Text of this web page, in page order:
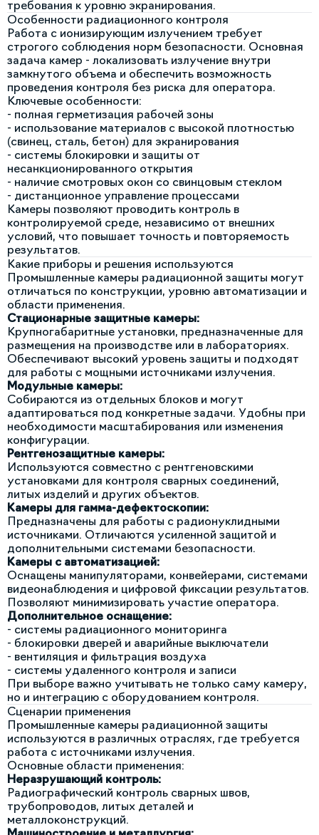
требования к уровню экранирования.
Особенности радиационного контроля
Работа с ионизирующим излучением требует
строгого соблюдения норм безопасности. Основная
задача камер - локализовать излучение внутри
замкнутого объема и обеспечить возможность
проведения контроля без риска для оператора.
Ключевые особенности:
- полная герметизация рабочей зоны
- использование материалов с высокой плотностью
(свинец, сталь, бетон) для экранирования
- системы блокировки и защиты от
несанкционированного открытия
- наличие смотровых окон со свинцовым стеклом
- дистанционное управление процессами
Камеры позволяют проводить контроль в
контролируемой среде, независимо от внешних
условий, что повышает точность и повторяемость
результатов.
Какие приборы и решения используются
Промышленные камеры радиационной защиты могут
отличаться по конструкции, уровню автоматизации и
области применения.
Стационарные защитные камеры:
Крупногабаритные установки, предназначенные для
размещения на производстве или в лабораториях.
Обеспечивают высокий уровень защиты и подходят
для работы с мощными источниками излучения.
Модульные камеры:
Собираются из отдельных блоков и могут
адаптироваться под конкретные задачи. Удобны при
необходимости масштабирования или изменения
конфигурации.
Рентгенозащитные камеры:
Используются совместно с рентгеновскими
установками для контроля сварных соединений,
литых изделий и других объектов.
Камеры для гамма-дефектоскопии:
Предназначены для работы с радионуклидными
источниками. Отличаются усиленной защитой и
дополнительными системами безопасности.
Камеры с автоматизацией:
Оснащены манипуляторами, конвейерами, системами
видеонаблюдения и цифровой фиксации результатов.
Позволяют минимизировать участие оператора.
Дополнительное оснащение:
- системы радиационного мониторинга
- блокировки дверей и аварийные выключатели
- вентиляция и фильтрация воздуха
- системы удаленного контроля и записи
При выборе важно учитывать не только саму камеру,
но и интеграцию с оборудованием контроля.
Сценарии применения
Промышленные камеры радиационной защиты
используются в различных отраслях, где требуется
работа с источниками излучения.
Основные области применения:
Неразрушающий контроль:
Радиографический контроль сварных швов,
трубопроводов, литых деталей и
металлоконструкций.